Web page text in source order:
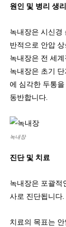
원인 및 병리 생
녹내장은 시신경
반적으로 안압
녹내장은 전 세
녹내장은 초기
에 심각한 두통
동반합니다.
녹내장
진단 및 치료
녹내장은 포괄적
사로 진단됩니다.
치료의 목표는